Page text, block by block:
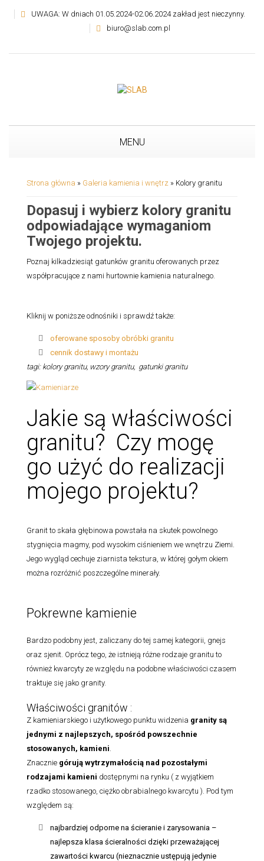
UWAGA: W dniach 01.05.2024-02.06.2024 zakład jest nieczynny.
biuro@slab.com.pl
MENU
Strona główna » Galeria kamienia i wnętrz » Kolory granitu
Dopasuj i wybierz kolory granitu
odpowiadające wymaganiom
Twojego projektu.
Poznaj kilkadziesiąt gatunków granitu oferowanych przez
współpracujące z nami hurtownie kamienia naturalnego.
Kliknij w poniższe odnośniki i sprawdź także:
oferowane sposoby obróbki granitu
cennik dostawy i montażu
tagi: kolory granitu, wzory granitu, gatunki granitu
Jakie są właściwości
granitu? Czy mogę
go użyć do realizacji
mojego projektu?
Granit to skała głębinowa powstała na skutek powolnego
stygnięcia magmy, pod wysokim ciśnieniem we wnętrzu Ziemi.
Jego wygląd cechuje ziarnista tekstura, w której gołym okiem
można rozróżnić poszczególne minerały.
Pokrewne kamienie
Bardzo podobny jest, zaliczany do tej samej kategorii, gnejs
oraz sjenit. Oprócz tego, że istnieją różne rodzaje granitu to
również kwarcyty ze względu na podobne właściwości czasem
traktuje się jako granity.
Właściwości granitów :
Z kamieniarskiego i użytkowego punktu widzenia granity są
jednymi z najlepszych, spośród powszechnie
stosowanych, kamieni
Znacznie górują wytrzymałością nad pozostałymi
rodzajami kamieni dostępnymi na rynku ( z wyjątkiem
rzadko stosowanego, ciężko obrabialnego kwarcytu ). Pod tym
względem są:
najbardziej odporne na ścieranie i zarysowania –
najlepsza klasa ścieralności dzięki przeważającej
zawartości kwarcu (nieznacznie ustępują jedynie